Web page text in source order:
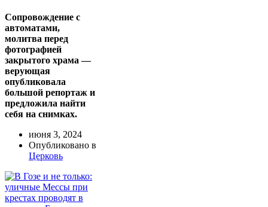
Сопровождение с
автоматами,
молитва перед
фотографией
закрытого храма —
верующая
опубликовала
большой репортаж и
предложила найти
себя на снимках.
июня 3, 2024
Опубликовано в
Церковь